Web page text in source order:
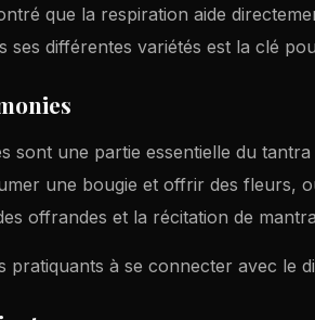
que la respiration aide
ses différentes variétés est la clé
sont une partie essentielle du
une bougie et offrir des fleurs,
offrandes et la récitation de
pratiquants à se connecter avec le